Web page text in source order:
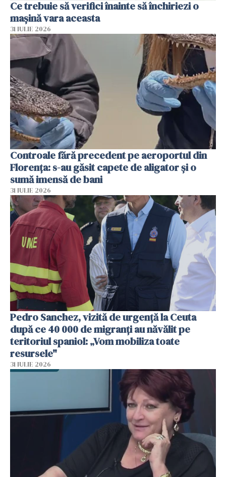
Ce trebuie să verifici înainte să închiriezi o
mașină vara aceasta
31 IULIE 2026
Controale fără precedent pe aeroportul din
Florența: s-au găsit capete de aligator și o
sumă imensă de bani
31 IULIE 2026
Pedro Sanchez, vizită de urgență la Ceuta
după ce 40 000 de migranți au năvălit pe
teritoriul spaniol: „Vom mobiliza toate
resursele"
31 IULIE 2026